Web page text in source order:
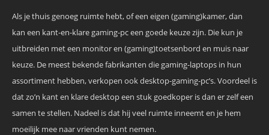
Als je thuis genoeg ruimte hebt, of een eigen (gaming)kamer, dan
kan een kant-en-klare gaming-pc een goede keuze zijn. Die kun je
uitbreiden met een monitor en (gaming)toetsenbord en muis naar
keuze. De meest bekende fabrikanten die gaming-laptops in hun
assortiment hebben, verkopen ook desktop-gaming-pc’s. Voordeel is
dat zo’n kant en klare desktop een stuk goedkoper is dan er zelf een
samen te stellen. Nadeel is dat hij veel ruimte inneemt en je hem
moeilijk mee naar vrienden kunt nemen.